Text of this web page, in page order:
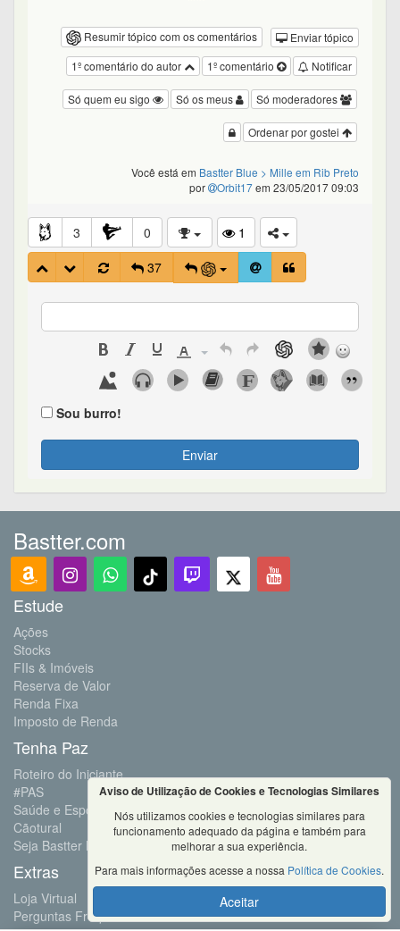
Resumir tópico com os comentários
Enviar tópico
Notificar
1º comentário
1º comentário do autor
Só moderadores
Só os meus
Só quem eu sigo
Ordenar por gostei
Você está em Bastter Blue > Mille em Rib Preto
por
Orbit17em 23/05/2017 09:03
3 0
1
37
Sou burro!
Enviar
Bastter.com
Estude
Ações
Stocks
FIIs & Imóveis
Reserva de Valor
Renda Fixa
Imposto de Renda
Tenha Paz
Roteiro do Iniciante
#PAS
Saúde e Esportes
Cãotural
Seja Bastter Blue
Extras
Loja Virtual
Perguntas Frequentes
Aviso de Utilização de Cookies e Tecnologias Similares
Nós utilizamos cookies e tecnologias similares para
funcionamento adequado da página e também para
melhorar a sua experiência.
Para mais informações acesse a nossa Política de Cookies.
Aceitar